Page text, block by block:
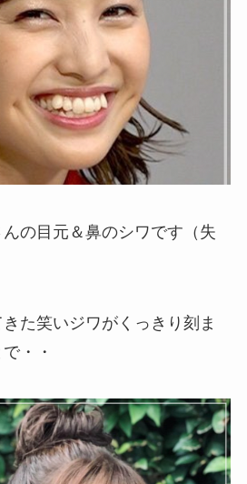
の目元＆鼻のシワです（失
た笑いジワがくっきり刻ま
・・